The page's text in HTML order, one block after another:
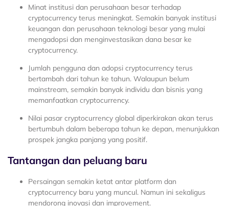
Minat institusi dan perusahaan besar terhadap
cryptocurrency terus meningkat. Semakin banyak institusi
keuangan dan perusahaan teknologi besar yang mulai
mengadopsi dan menginvestasikan dana besar ke
cryptocurrency.
Jumlah pengguna dan adopsi cryptocurrency terus
bertambah dari tahun ke tahun. Walaupun belum
mainstream, semakin banyak individu dan bisnis yang
memanfaatkan cryptocurrency.
Nilai pasar cryptocurrency global diperkirakan akan terus
bertumbuh dalam beberapa tahun ke depan, menunjukkan
prospek jangka panjang yang positif.
Tantangan dan peluang baru
Persaingan semakin ketat antar platform dan
cryptocurrency baru yang muncul. Namun ini sekaligus
mendorong inovasi dan improvement.